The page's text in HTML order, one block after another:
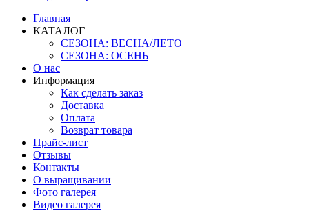
Главная
КАТАЛОГ
СЕЗОНА: ВЕСНА/ЛЕТО
СЕЗОНА: ОСЕНЬ
О нас
Информация
Как сделать заказ
Доставка
Оплата
Возврат товара
Прайс-лист
Отзывы
Контакты
О выращивании
Фото галерея
Видео галерея